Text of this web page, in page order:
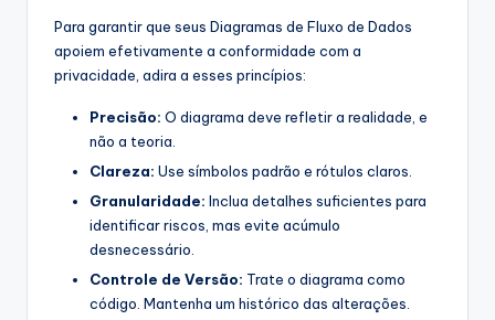
Para garantir que seus Diagramas de Fluxo de Dados
apoiem efetivamente a conformidade com a
privacidade, adira a esses princípios:
Precisão: O diagrama deve refletir a realidade, e
não a teoria.
Clareza: Use símbolos padrão e rótulos claros.
Granularidade: Inclua detalhes suficientes para
identificar riscos, mas evite acúmulo
desnecessário.
Controle de Versão: Trate o diagrama como
código. Mantenha um histórico das alterações.